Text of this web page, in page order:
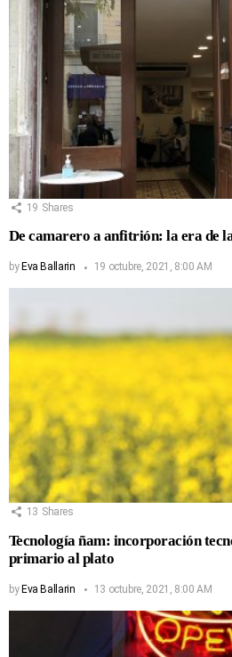
19 Shares
De camarero a anfitrión: la era de
by Eva Ballarin 19 octubre, 2021, 8:00 AM
13 Shares
Tecnología ñam: incorporación
primario al plato
by Eva Ballarin 13 octubre, 2021, 8:00 AM